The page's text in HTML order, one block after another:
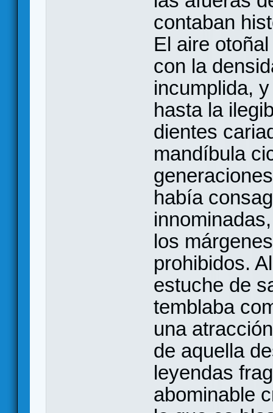
contaban
El aire
con la
incumplida,
hasta la
dientes
mandíbula
había
los
prohibidos.
estuche de
temblaba
una
de aquella
leyendas
abominable